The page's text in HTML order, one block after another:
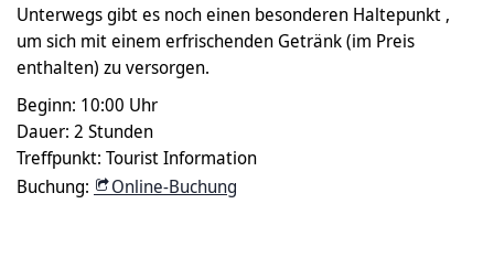
Unterwegs gibt es noch einen besonderen Haltepunkt ,
um sich mit einem erfrischenden Getränk (im Preis
enthalten) zu versorgen.
Beginn: 10:00 Uhr
Dauer: 2 Stunden
Treffpunkt: Tourist Information
Buchung:
Online-Buchung